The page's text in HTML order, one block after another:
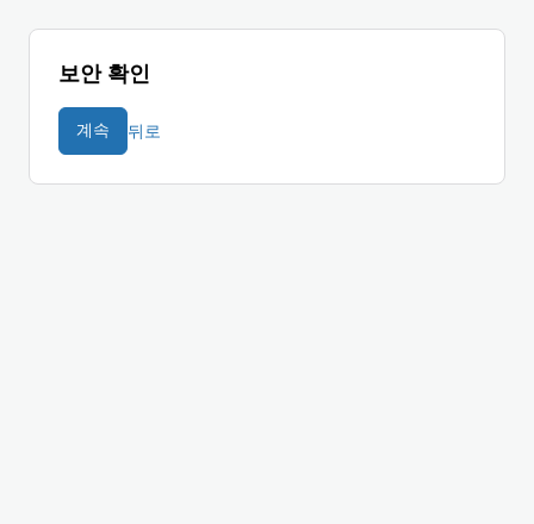
보안 확인
계속 뒤로